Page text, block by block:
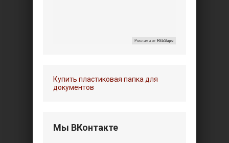
Реклама от RtbSape
Купить пластиковая папка для
документов
Мы ВКонтакте